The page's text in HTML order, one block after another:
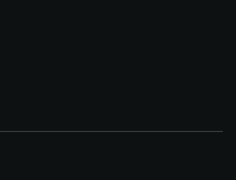
informazioni